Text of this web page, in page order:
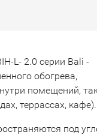
L- 2.0 серии Bali -
обогрева,
помещений,
террассах, кафе).
под